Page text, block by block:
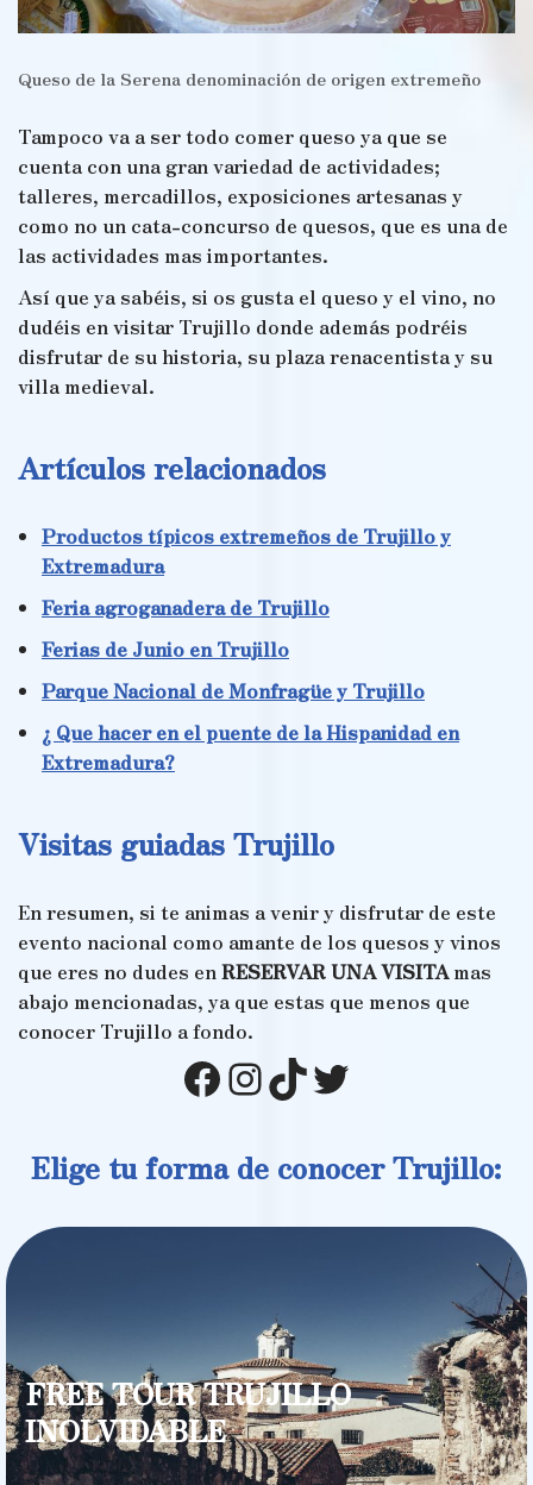
Queso de la Serena denominación de origen extremeño
Tampoco va a ser todo comer queso ya que se
cuenta con una gran variedad de actividades;
talleres, mercadillos, exposiciones artesanas y
como no un cata-concurso de quesos, que es una de
las actividades mas importantes.
Así que ya sabéis, si os gusta el queso y el vino, no
dudéis en visitar Trujillo donde además podréis
disfrutar de su historia, su plaza renacentista y su
villa medieval.
Artículos relacionados
Productos típicos extremeños de Trujillo y
Extremadura
Feria agroganadera de Trujillo
Ferias de Junio en Trujillo
Parque Nacional de Monfragüe y Trujillo
¿ Que hacer en el puente de la Hispanidad en
Extremadura?
Visitas guiadas Trujillo
En resumen, si te animas a venir y disfrutar de este
evento nacional como amante de los quesos y vinos
que eres no dudes en RESERVAR UNA VISITAmas
abajo mencionadas, ya que estas que menos que
conocer Trujillo a fondo.
Elige tu forma de conocer Trujillo:
FREE TOUR TRUJILLO
INOLVIDABLE